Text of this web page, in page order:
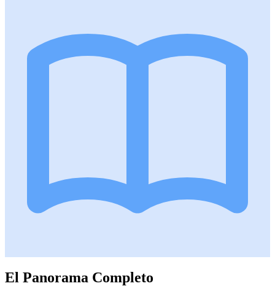
El Panorama Completo